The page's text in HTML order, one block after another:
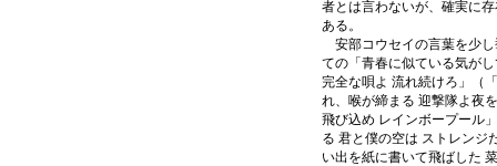
者とは言わないが、確実に
ある。
安部コウセイの言葉を少
ての「青春に似ている気が
完全な唄よ 流れ続けろ」（
れ、喉が締まる 迎撃隊よ夜
飛び込め レインボープール
る 君と僕の空は ストレンジ
い出を紙に書いて飛ばした